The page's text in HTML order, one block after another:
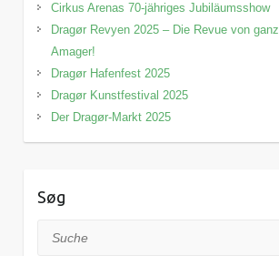
Cirkus Arenas 70-jähriges Jubiläumsshow
Dragør Revyen 2025 – Die Revue von ganz
Amager!
Dragør Hafenfest 2025
Dragør Kunstfestival 2025
Der Dragør-Markt 2025
Søg
Suche